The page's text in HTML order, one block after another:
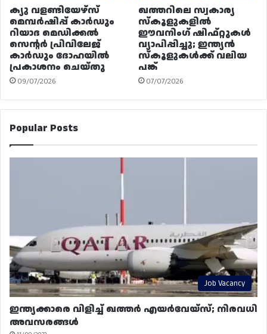
ക്യു വളണ്ടിയേഴ്‌സ്
മെമ്പർഷിപ്പ് കാർഡും
റിയാദ മെഡിക്കൽ
സെന്റർ പ്രിവിലേജ്
കാർഡും ദോഹയിൽ
പ്രകാശനം ചെയ്തു
09/07/2026
ഖത്തറിലെ സ്വകാര്യ
സ്കൂളുകളിൽ
ഈവനിംഗ് ഷിഫ്റ്റുകൾ
വ്യാപിപ്പിച്ചു; ഇന്ത്യൻ
സ്കൂളുകൾക്ക് വലിയ
പങ്ക്
07/07/2026
Popular Posts
Job Vacancy
ഇന്ത്യക്കാരെ വിളിച്ച് ഖത്തർ എയർവേയ്‌സ്; നിരവധി
അവസരങ്ങൾ